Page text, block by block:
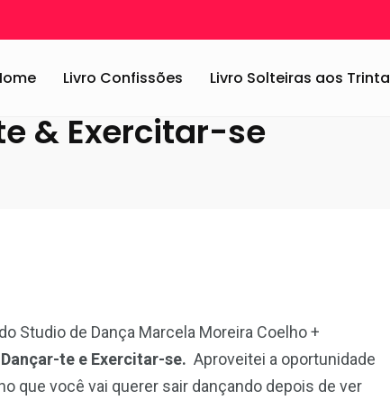
Livro Confissões Livro Solteiras aos Trinta
& Exercitar-se
Studio de Dança Marcela Moreira Coelho +
Dançar-te e Exercitar-se. Aproveitei a oportunidade
que você vai querer sair dançando depois de ver